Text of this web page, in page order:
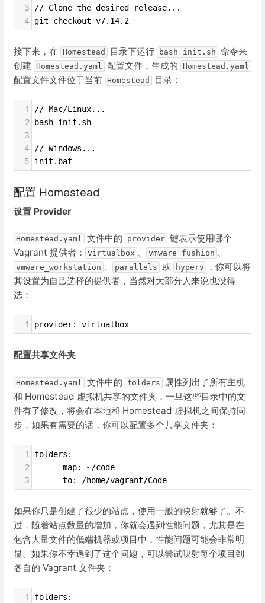
3
// Clone the desired release...
4 git checkout v7.14.2
接下来，在 Homestead 目录下运行 bash init.sh 命令来
创建
Homestead.yaml 配置文件，生成的 Homestead.yaml
配置文件文件位于当前 Homestead 目录：
1 // Mac/Linux...
2 bash init.sh
3
4
// Windows...
5 init.bat
配置 Homestead
设置 Provider
Homestead.yaml 文件中的 provider 键表示使用哪个
Vagrant 提供者：
virtualbox 、 vmware_fushion 、
vmware_workstation 、 parallels 或 hyperv
，你可以将
其设置为自己选择的提供者，当然对大部分人来说也没得
选：
1 provider: virtualbox
配置共享文件夹
Homestead.yaml 文件中的 folders
属性列出了所有主机
和 Homestead 虚拟机共享的文件夹，一旦这些目录中的文
件有了修改，将会在本地和 Homestead 虚拟机之间保持同
步，如果有需要的话，你可以配置多个共享文件夹：
1 folders:
2
    - map: ~/code
3
      to: /home/vagrant/Code
如果你只是创建了很少的站点，使用一般的映射就够了。不
过，随着站点数量的增加，你就会遇到性能问题，尤其是在
包含大量文件的低端机器或项目中，性能问题可能会非常明
显。如果你不幸遇到了这个问题，可以尝试映射每个项目到
各自的 Vagrant 文件夹：
1 folders: